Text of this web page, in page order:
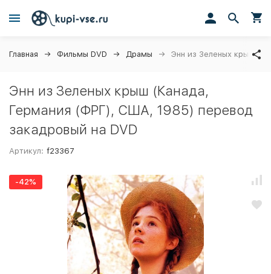
Главная Фильмы DVD Драмы Энн из Зеленых крыш
Энн из Зеленых крыш (Канада,
Германия (ФРГ), США, 1985) перевод
закадровый на DVD
Артикул: f23367
-42%